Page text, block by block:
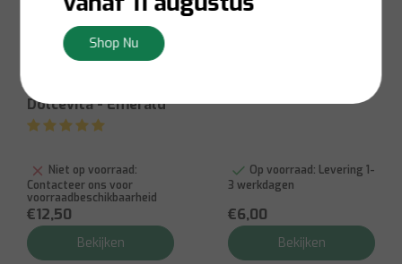
Dolcevita - Emerald
Niet op voorraad:
Contacteer ons voor
voorraadbeschikbaarheid
€12,50
Bekijken
Op voorraad: Levering 1-
3 werkdagen
€6,00
Bekijken
Shop Nu